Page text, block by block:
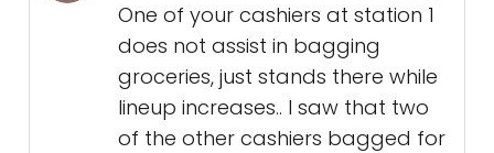
One of your cashiers at station 1
does not assist in bagging
groceries, just stands there while
lineup increases.. I saw that two
of the other cashiers bagged for